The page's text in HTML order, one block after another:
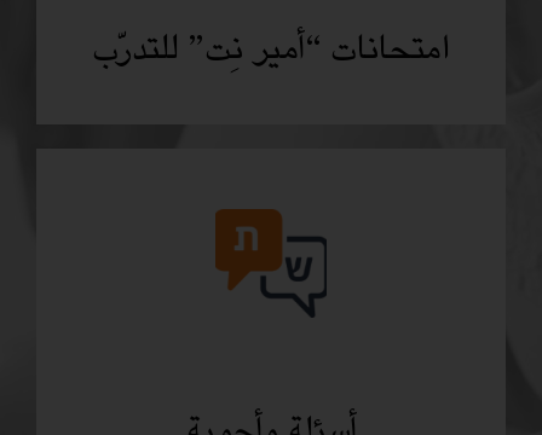
امتحانات “أمير نِت” للتدرّب